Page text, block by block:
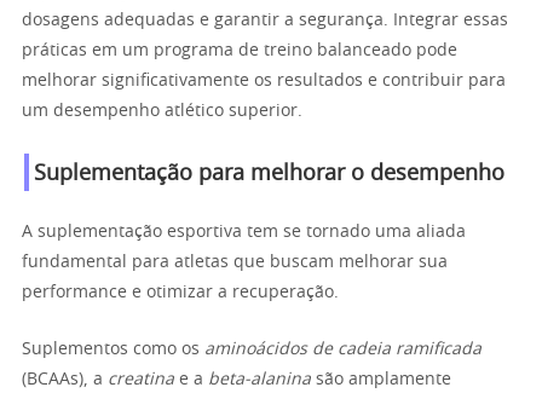
dosagens adequadas e garantir a segurança. Integrar essas
práticas em um programa de treino balanceado pode
melhorar significativamente os resultados e contribuir para
um desempenho atlético superior.
Suplementação para melhorar o desempenho
A suplementação esportiva tem se tornado uma aliada
fundamental para atletas que buscam melhorar sua
performance e otimizar a recuperação.
Suplementos como os aminoácidos de cadeia ramificada
(BCAAs), a creatina e a beta-alanina são amplamente